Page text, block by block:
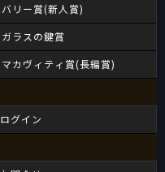
バリー賞(新人賞)
ガラスの鍵賞
マカヴィティ賞(長編賞)
ログイン